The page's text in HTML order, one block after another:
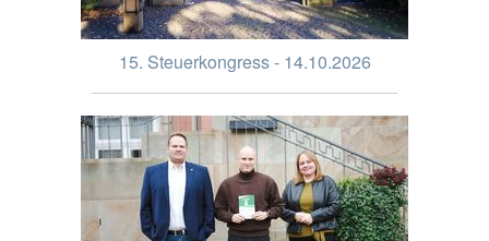
15. Steuerkongress - 14.10.2026